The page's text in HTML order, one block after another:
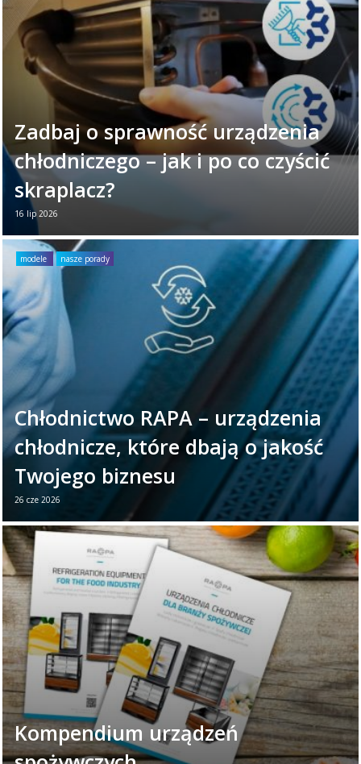
Zadbaj o sprawność urządzenia
chłodniczego – jak i po co czyścić
skraplacz?
16 lip 2026
Twoje urządzenie chłodnicze każdego dnia
ciężko pracuje. Aby zapewniało niezawodne
działanie, warto poświęcić mu chwilę raz w
miesiącu. ...
Czytaj więcej →
modele nasze porady
Chłodnictwo RAPA – urządzenia
chłodnicze, które dbają o jakość
Twojego biznesu
26 cze 2026
26 czerwca obchodzimy Światowy Dzień
Chłodnictwa. To dobry moment, aby
przypomnieć, jak ważną rolę odgrywają
urządzenia chłodnicze w ...
Czytaj więcej →
Kompendium urządzeń